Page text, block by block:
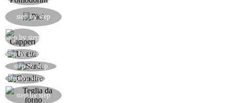
step by step
step by step
step by step
step by step
step by step
step by step